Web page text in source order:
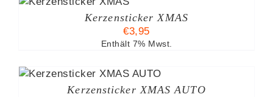
Kerzensticker XMAS
€3,95
Enthält 7% Mwst.
Kerzensticker XMAS AUTO